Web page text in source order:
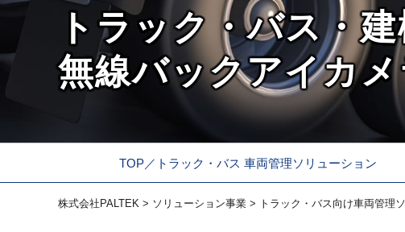
TOP／トラック・バス 車両管理ソリューション
株式会社PALTEK > ソリューション事業 > トラック・バス向け車両管理
トラック・バス・
無線バックアイカ